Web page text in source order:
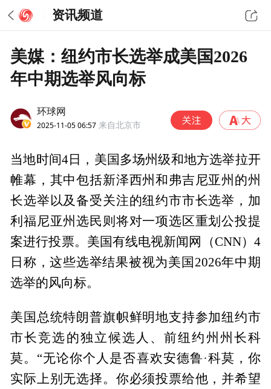
资讯频道
美媒：纽约市长选举成美国2026
年中期选举风向标
环球网
2025-11-05 06:57 来自北京市
当地时间4日，美国多场州级和地方选举拉开
帷幕，其中包括新泽西州和弗吉尼亚州的州
长选举以及备受关注的纽约市市长选举，加
利福尼亚州选民则将对一项选区重划公投提
案进行投票。美国有线电视新闻网（CNN）4
日称，这些选举结果被视为美国2026年中期
选举的风向标。
美国总统特朗普旗帜鲜明地支持参加纽约市
市长竞选的独立候选人、前纽约州州长科
莫。“无论你个人是否喜欢安德鲁·科莫，你
实际上别无选择。你必须投票给他，并希望